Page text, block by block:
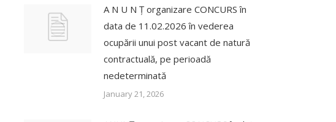
A N U N Ț organizare CONCURS în
data de 11.02.2026 în vederea
ocupării unui post vacant de natură
contractuală, pe perioadă
nedeterminată
January 21, 2026